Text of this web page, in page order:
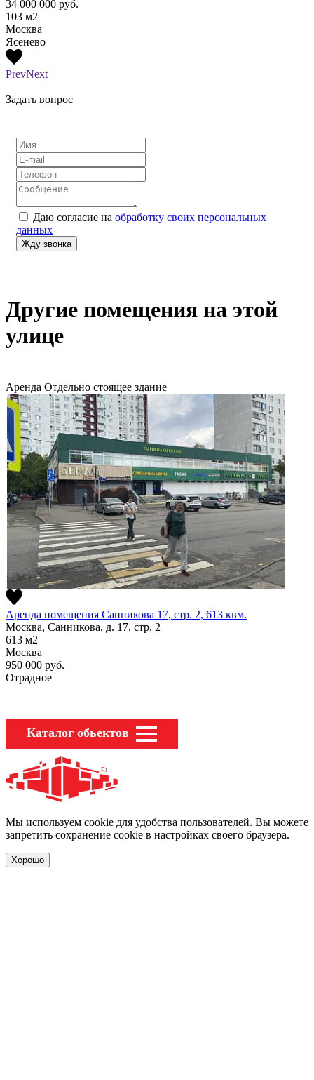
34 000 000 руб.
103 м2
Москва
Ясенево
PrevNext
Задать вопрос
Даю согласие на обработку своих персональных
данных
Другие помещения на этой
улице
Аренда Отдельно стоящее здание
Аренда помещения Санникова 17, стр. 2, 613 квм.
Москва, Санникова, д. 17, стр. 2
613 м2
Москва
950 000 руб.
Отрадное
Каталог обьектов
Мы используем cookie для удобства пользователей. Вы можете
запретить сохранение cookie в настройках своего браузера.
Хорошо